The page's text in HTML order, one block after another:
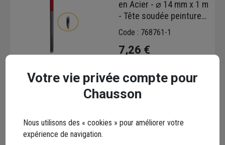
en Acier - ⌀ 14 mm x 1 m
- Tête soudée peinture
rouge
Code : 768761-1
7,26 €
Trouver du stock en agence
Livraison disponible selon stock agence
Votre vie privée compte pour
Chausson
Nous utilisons des « cookies » pour améliorer votre
expérience de navigation.